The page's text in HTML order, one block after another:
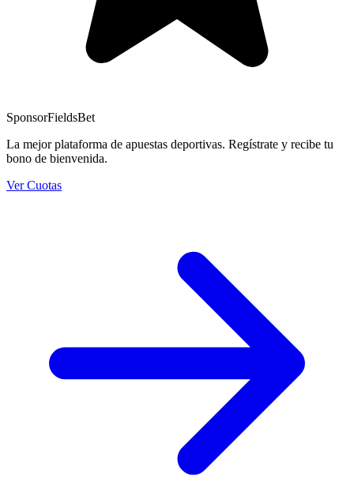
SponsorFieldsBet
La mejor plataforma de apuestas deportivas. Regístrate y recibe tu
bono de bienvenida.
Ver Cuotas